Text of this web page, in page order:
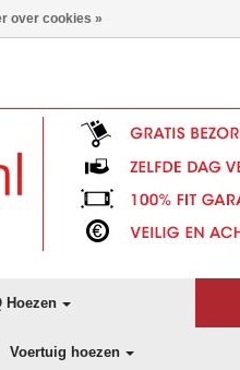
Hoezen
Voertuig hoezen
over cookies »